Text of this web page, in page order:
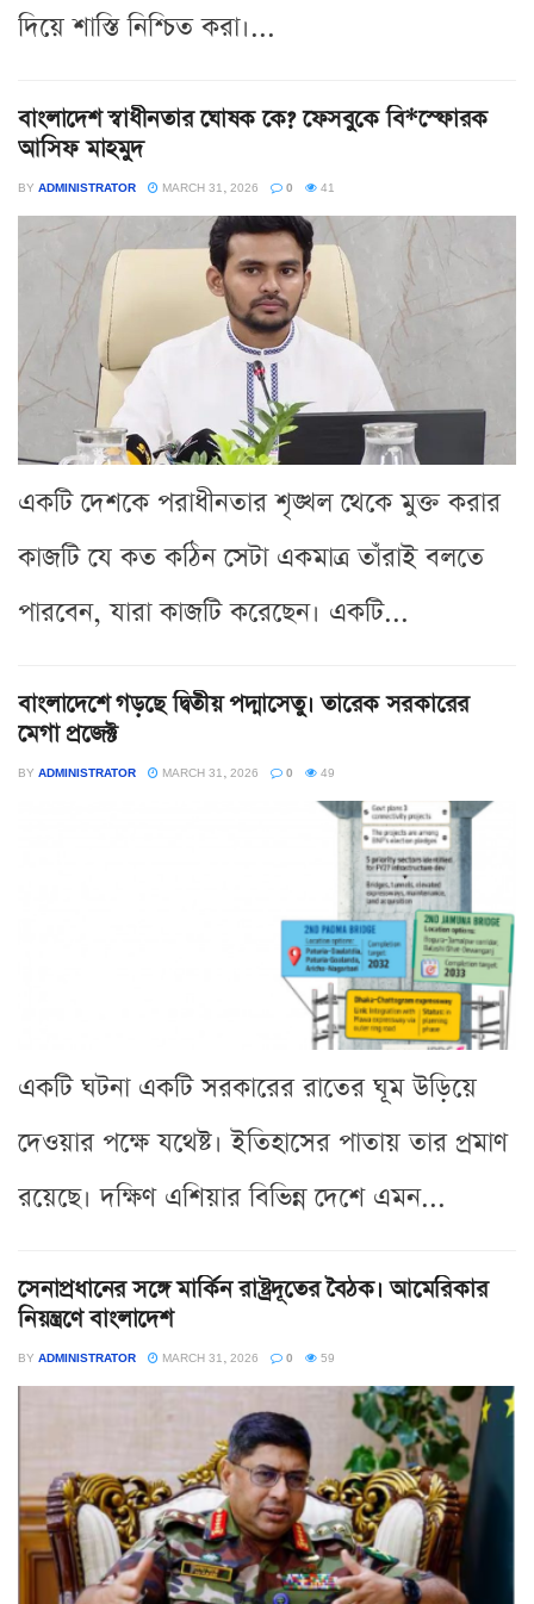
দিয়ে শাস্তি নিশ্চিত করা।...
বাংলাদেশ স্বাধীনতার ঘোষক কে? ফেসবুকে বি*স্ফোরক
আসিফ মাহমুদ
BY ADMINISTRATOR MARCH 31, 2026 0 41
একটি দেশকে পরাধীনতার শৃঙ্খল থেকে মুক্ত করার
কাজটি যে কত কঠিন সেটা একমাত্র তাঁরাই বলতে
পারবেন, যারা কাজটি করেছেন। একটি...
বাংলাদেশে গড়ছে দ্বিতীয় পদ্মাসেতু। তারেক সরকারের
মেগা প্রজেক্ট
BY ADMINISTRATOR MARCH 31, 2026 0 49
একটি ঘটনা একটি সরকারের রাতের ঘূম উড়িয়ে
দেওয়ার পক্ষে যথেষ্ট। ইতিহাসের পাতায় তার প্রমাণ
রয়েছে। দক্ষিণ এশিয়ার বিভিন্ন দেশে এমন...
সেনাপ্রধানের সঙ্গে মার্কিন রাষ্ট্রদূতের বৈঠক। আমেরিকার
নিয়ন্ত্রণে বাংলাদেশ
BY ADMINISTRATOR MARCH 31, 2026 0 59